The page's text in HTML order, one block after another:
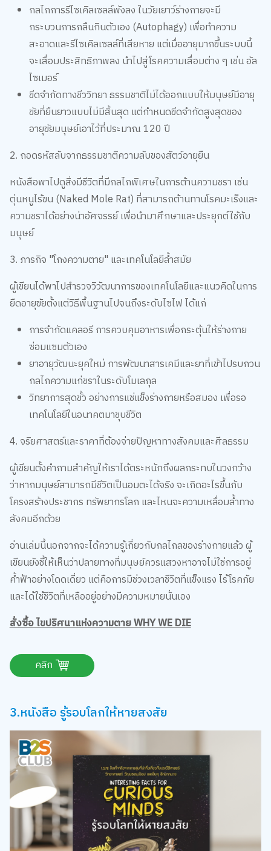
กลไกการรีไซเคิลเซลล์พังลง ในวัยเยาว์ร่างกายจะมี
กระบวนการกลืนกินตัวเอง (Autophagy) เพื่อทำความ
สะอาดและรีไซเคิลเซลล์ที่เสียหาย แต่เมื่ออายุมากขึ้นระบบนี้
จะเสื่อมประสิทธิภาพลง นำไปสู่โรคความเสื่อมต่าง ๆ เช่น อัล
ไซเมอร์
ขีดจำกัดทางชีววิทยา ธรรมชาติไม่ได้ออกแบบให้มนุษย์มีอายุ
ขัยที่ยืนยาวแบบไม่มีสิ้นสุด แต่กำหนดขีดจำกัดสูงสุดของ
อายุขัยมนุษย์เอาไว้ที่ประมาณ 120 ปี
2. ถอดรหัสลับจากธรรมชาติความลับของสัตว์อายุยืน
หนังสือพาไปดูสิ่งมีชีวิตที่มีกลไกพิเศษในการต้านความชรา เช่น
ตุ่นหนูไร้ขน (Naked Mole Rat) ที่สามารถต้านทานโรคมะเร็งและ
ความชราได้อย่างน่าอัศจรรย์ เพื่อนำมาศึกษาและประยุกต์ใช้กับ
มนุษย์
3. ภารกิจ "โกงความตาย" และเทคโนโลยีล้ำสมัย
ผู้เขียนได้พาไปสำรวจวิวัฒนาการของเทคโนโลยีและแนวคิดในการ
ยืดอายุขัยตั้งแต่วิธีพื้นฐานไปจนถึงระดับไซไฟ ได้แก่
การจำกัดแคลอรี การควบคุมอาหารเพื่อกระตุ้นให้ร่างกาย
ซ่อมแซมตัวเอง
ยาอายุวัฒนะยุคใหม่ การพัฒนาสารเคมีและยาที่เข้าไปรบกวน
กลไกความแก่ชราในระดับโมเลกุล
วิทยาการสุดขั้ว อย่างการแช่แข็งร่างกายหรือสมอง เพื่อรอ
เทคโนโลยีในอนาคตมาชุบชีวิต
4. จริยศาสตร์และราคาที่ต้องจ่ายปัญหาทางสังคมและศีลธรรม
ผู้เขียนตั้งคำถามสำคัญให้เราได้ตระหนักถึงผลกระทบในวงกว้าง
ว่าหากมนุษย์สามารถมีชีวิตเป็นอมตะได้จริง จะเกิดอะไรขึ้นกับ
โครงสร้างประชากร ทรัพยากรโลก และไหนจะความเหลื่อมล้ำทาง
สังคมอีกด้วย
อ่านเล่มนี้นอกจากจะได้ความรู้เกี่ยวกับกลไกลของร่างกายแล้ว ผู้
เขียนยังชี้ให้เห็นว่าปลายทางที่มนุษย์ควรแสวงหาอาจไม่ใช่การอยู่
ค้ำฟ้าอย่างโดดเดี่ยว แต่คือการมีช่วงเวลาชีวิตที่แข็งแรง ไร้โรคภัย
และได้ใช้ชีวิตที่เหลืออยู่อย่างมีความหมายนั่นเอง
สั่งซื้อ ไขปริศนาแห่งความตาย WHY WE DIE
คลิก
3.หนังสือ รู้รอบโลกให้หายสงสัย